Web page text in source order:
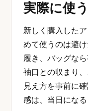
メタルバンドの
で重く見せない
メリットだけで
ちの服、移動量
と判断しやすく
つことよりも自